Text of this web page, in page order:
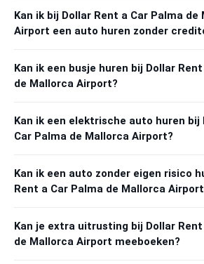
Kan ik bij Dollar Rent a Car Palma de
Airport een auto huren zonder
Kan ik een busje huren bij Dollar
de Mallorca Airport?
Kan ik een elektrische auto huren bij
Car Palma de Mallorca Airport?
Kan ik een auto zonder eigen risico
Rent a Car Palma de Mallorca
Kan je extra uitrusting bij Dollar Rent
de Mallorca Airport meeboeken?